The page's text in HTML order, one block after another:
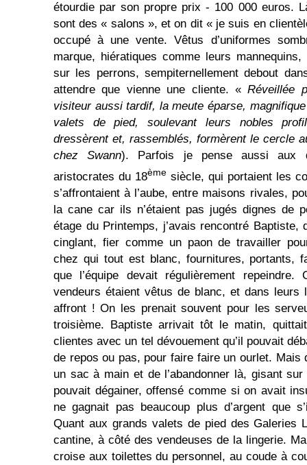
étourdie par son propre prix - 100 000 euros.
sont des « salons », et on dit « je suis en
occupé à une vente. Vêtus d’uniformes
marque, hiératiques comme leurs
sur les perrons, sempiternellement debout
attendre que vienne une cliente. «Réveillée
visiteur aussi tardif, la meute éparse,
valets de pied, soulevant leurs nobles
dressèrent et, rassemblés, formèrent le cercle
chez Swann). Parfois je pense aussi aux
aristocrates du 18ème siècle, qui portaient les
s’affrontaient à l’aube, entre maisons rivales,
la cane car ils n’étaient pas jugés dignes de
étage du Printemps, j’avais rencontré Baptiste,
cinglant, fier comme un paon de travailler
chez qui tout est blanc, fournitures, portants,
que l’équipe devait régulièrement
vendeurs étaient vêtus de blanc, et dans leurs
affront ! On les prenait souvent pour les
troisième. Baptiste arrivait tôt le matin,
clientes avec un tel dévouement qu’il pouvait
de repos ou pas, pour faire faire un ourlet. Mais
un sac à main et de l’abandonner là, gisant
pouvait dégainer, offensé comme si on avait
ne gagnait pas beaucoup plus d’argent que
Quant aux grands valets de pied des Galeries
cantine, à côté des vendeuses de la lingerie.
croise aux toilettes du personnel, au coude à